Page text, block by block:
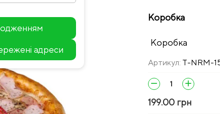
адреси
Коробка
Коробка
Артикул: T-NRM-
remove add
199.00 грн